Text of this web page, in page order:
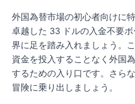
外国為替市場の初心者向けに
卓越した 33 ドルの入金不要
界に足を踏み入れましょう。
資金を投入することなく外国
するための入り口です。さら
冒険に乗り出しましょう。